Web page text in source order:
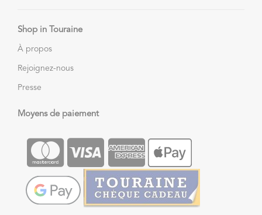
Shop in Touraine
À propos
Rejoignez-nous
Presse
Moyens de paiement